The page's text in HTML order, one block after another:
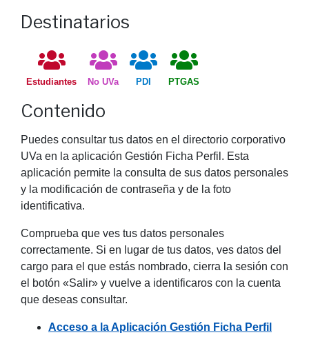
Destinatarios
Estudiantes No UVa PDI PTGAS
Contenido
Puedes consultar tus datos en el directorio corporativo
UVa en la aplicación Gestión Ficha Perfil. Esta
aplicación permite la consulta de sus datos personales
y la modificación de contraseña y de la foto
identificativa.
Comprueba que ves tus datos personales
correctamente. Si en lugar de tus datos, ves datos del
cargo para el que estás nombrado, cierra la sesión con
el botón «Salir» y vuelve a identificaros con la cuenta
que deseas consultar.
Acceso a la Aplicación Gestión Ficha Perfil